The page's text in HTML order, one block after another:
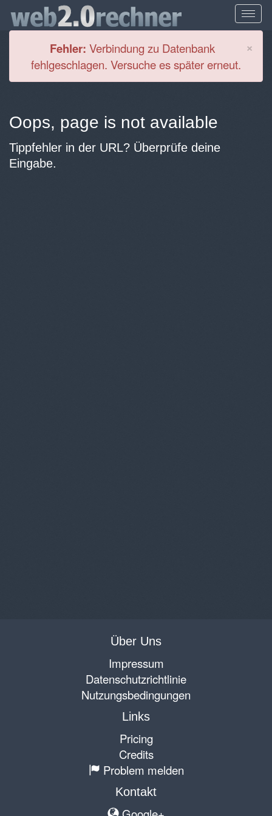
×
Fehler: Verbindung zu Datenbank
fehlgeschlagen. Versuche es später erneut.
Oops, page is not available
Tippfehler in der URL? Überprüfe deine
Eingabe.
Über Uns
Impressum
Datenschutzrichtlinie
Nutzungsbedingungen
Links
Pricing
Credits
Problem melden
Kontakt